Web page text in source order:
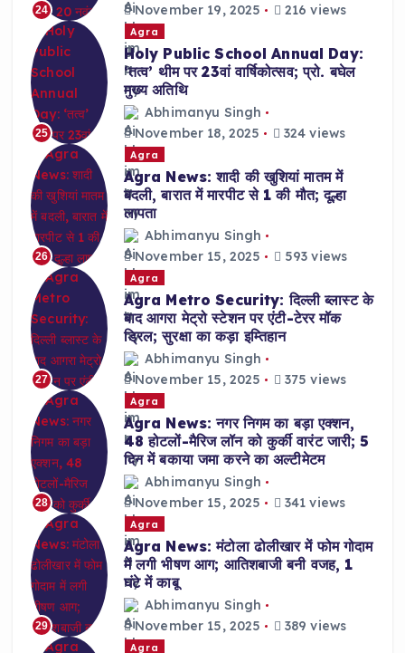
24
November 19, 2025
216 views
25
Agra
Holy Public School Annual Day:
‘तत्व’ थीम पर 23वां वार्षिकोत्सव; प्रो. बघेल
मुख्य अतिथि
Abhimanyu Singh
November 18, 2025
324 views
26
Agra
Agra News: शादी की खुशियां मातम में
बदली, बारात में मारपीट से 1 की मौत; दूल्हा
लापता
Abhimanyu Singh
November 15, 2025
593 views
27
Agra
Agra Metro Security: दिल्ली ब्लास्ट के
बाद आगरा मेट्रो स्टेशन पर एंटी-टेरर मॉक
ड्रिल; सुरक्षा का कड़ा इम्तिहान
Abhimanyu Singh
November 15, 2025
375 views
28
Agra
Agra News: नगर निगम का बड़ा एक्शन,
48 होटलों-मैरिज लॉन को कुर्की वारंट जारी; 5
दिन में बकाया जमा करने का अल्टीमेटम
Abhimanyu Singh
November 15, 2025
341 views
29
Agra
Agra News: मंटोला ढोलीखार में फोम गोदाम
में लगी भीषण आग; आतिशबाजी बनी वजह, 1
घंटे में काबू
Abhimanyu Singh
November 15, 2025
389 views
Agra